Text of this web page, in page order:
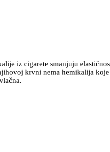
iz cigarete smanjuju
krvni nema hemikalija